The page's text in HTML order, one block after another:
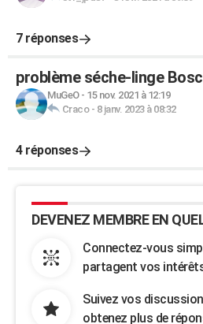
7 réponses
problème séche-linge
MuGeO- 15 nov. 2021 à 12:19
Craco- 8 janv. 2023 à 08:32
4 réponses
DEVENEZ MEMBRE EN
Connectez-vous
partagent vos
Suivez vos
obtenez plus de